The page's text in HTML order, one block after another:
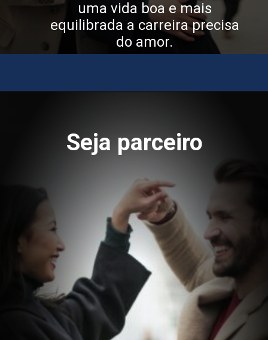
uma vida boa e mais
equilibrada a carreira precisa
do amor.
Seja parceiro